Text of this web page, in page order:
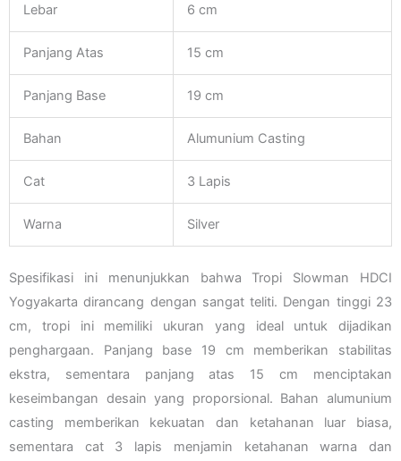
Lebar 6 cm
Panjang Atas 15 cm
Panjang Base 19 cm
Bahan Alumunium Casting
Cat 3 Lapis
Warna Silver
Spesifikasi ini menunjukkan bahwa Tropi Slowman HDCI
Yogyakarta dirancang dengan sangat teliti. Dengan tinggi 23
cm, tropi ini memiliki ukuran yang ideal untuk dijadikan
penghargaan. Panjang base 19 cm memberikan stabilitas
ekstra, sementara panjang atas 15 cm menciptakan
keseimbangan desain yang proporsional. Bahan alumunium
casting memberikan kekuatan dan ketahanan luar biasa,
sementara cat 3 lapis menjamin ketahanan warna dan